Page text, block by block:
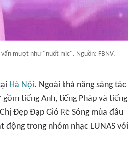
mượt như "nuốt mic". Nguồn: FBNV.
Hà Nội. Ngoài khả năng sáng tác
tiếng Anh, tiếng Pháp và tiếng
Chị Đẹp Đạp Gió Rẽ Sóngmùa đầu
động trong nhóm nhạc LUNAS với